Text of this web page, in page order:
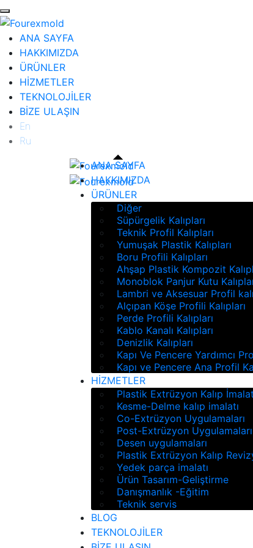
ANA SAYFA
HAKKIMIZDA
ÜRÜNLER
HİZMETLER
TEKNOLOJİLER
BİZE ULAŞIN
En
Ru
ANA SAYFA
HAKKIMIZDA
ÜRÜNLER
Diğer
Süpürgelik Kalıpları
Teknik Profil Kalıpları
Yumuşak Plastik Kalıpları
Boru Profili Kalıpları
Ahşap Plastik Kompozit
Monoblok Panjur Kutu
Lambri ve Aksesuar Profil
Alçıpan Köşe Profili Kalıpları
Perde Profili Kalıpları
Kablo Kanalı Kalıpları
Denizlik Kalıpları
Kapı Ve Pencere Yardımcı
Kapı ve Pencere Ana Profil
HİZMETLER
Plastik Extrüzyon Kalıp
Kesme-Delme kalıp imalatı
Co-Extrüzyon Uygulamaları
Post-Extrüzyon Uygulamaları
Desen uygulamaları
Plastik Extrüzyon Kalıp
Yedek parça imalatı
Ürün Tasarım-Geliştirme
Danışmanlık -Eğitim
Teknik servis
BLOG
TEKNOLOJİLER